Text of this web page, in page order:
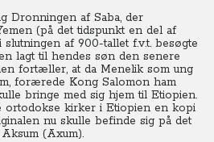
Dronningen af Saba, der
(på det tidspunkt en del af
af 900-tallet f.v.t. besøgte
lagt til hendes søn den senere
fortæller, at da Menelik som ung
forærede Kong Salomon ham
bringe med sig hjem til Etiopien.
ortodokse kirker i Etiopien en kopi
nu skulle befinde sig på det
(Axum).